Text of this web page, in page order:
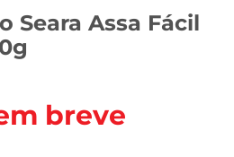
Seara Assa Fácil
breve